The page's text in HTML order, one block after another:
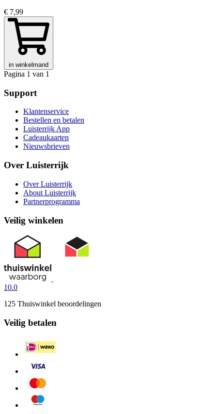
€ 7,99
in winkelmand
Pagina 1 van 1
Support
Klantenservice
Bestellen en betalen
Luisterrijk App
Cadeaukaarten
Nieuwsbrieven
Over Luisterrijk
Over Luisterrijk
About Luisterrijk
Partnerprogramma
Veilig winkelen
10.0
125 Thuiswinkel beoordelingen
Veilig betalen